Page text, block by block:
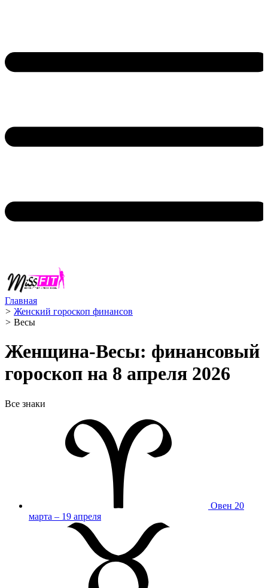
Главная
> Женский гороскоп финансов
> Весы ️
Женщина-Весы: финансовый
гороскоп на 8 апреля 2026
Все знаки
Овен 20
марта – 19 апреля